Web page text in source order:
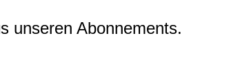
unseren Abonnements.